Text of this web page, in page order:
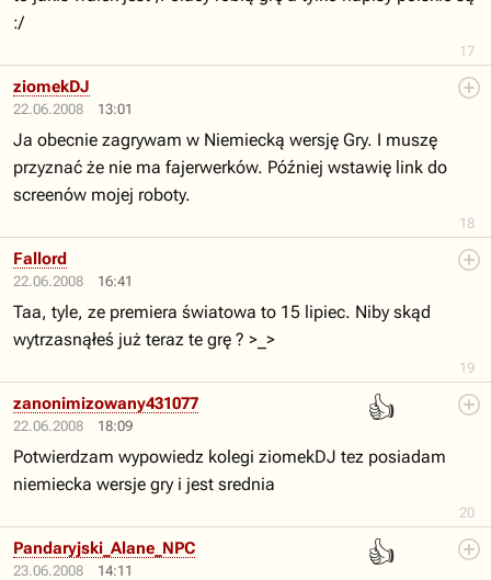
17
:/
22.06.2008 13:01
18
ziomekDJ
Ja obecnie zagrywam w Niemiecką wersję Gry. I muszę
przyznać że nie ma fajerwerków. Później wstawię link do
screenów mojej roboty.
22.06.2008 16:41
19
Fallord
Taa, tyle, ze premiera światowa to 15 lipiec. Niby skąd
wytrzasnąłeś już teraz te grę ? >_>
22.06.2008 18:09
👍
20
zanonimizowany431077
Potwierdzam wypowiedz kolegi ziomekDJ tez posiadam
niemiecka wersje gry i jest srednia
23.06.2008 14:11
👍
Pandaryjski_Alane_NPC